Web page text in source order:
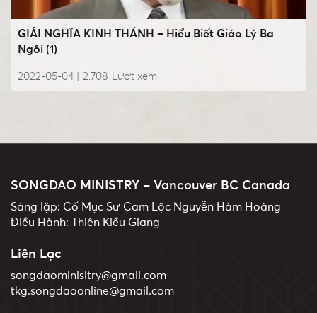
GIẢI NGHĨA KINH THÁNH – Hiểu Biết Giáo Lý Ba
Ngôi (1)
2022-05-04 | Lượt xem
2.708
SONGDAO MINISTRY – Vancouver BC Canada
Sáng lập: Cố Mục Sư Cam Lộc Nguyễn Hàm Hoàng
Điều Hành: Thiên Kiều Giang
Liên Lạc
songdaominisitry@gmail.com
tkg.songdaoonline@gmail.com